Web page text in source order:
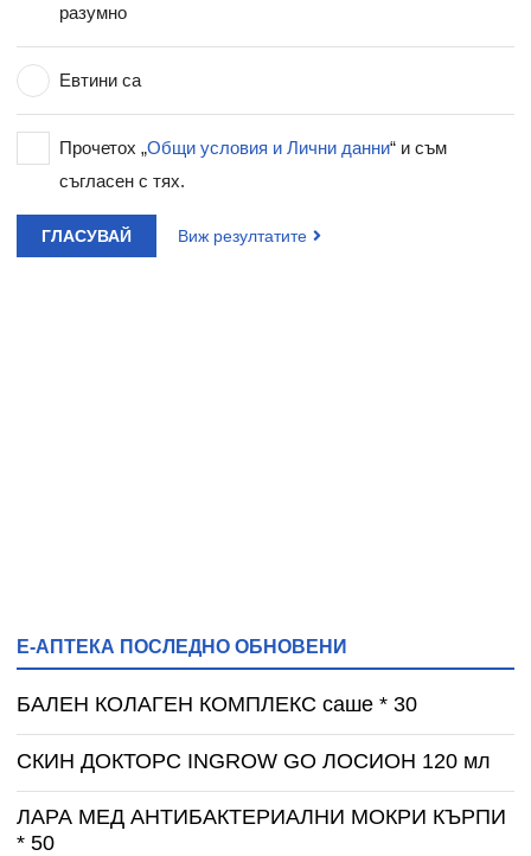
разумно
Евтини са
Прочетох „Общи условия и Лични данни“ и съм
съгласен с тях.
ГЛАСУВАЙ Виж резултатите
Е-АПТЕКА ПОСЛЕДНО ОБНОВЕНИ
БАЛЕН КОЛАГЕН КОМПЛЕКС саше * 30
СКИН ДОКТОРС INGROW GO ЛОСИОН 120 мл
ЛАРА МЕД АНТИБАКТЕРИАЛНИ МОКРИ КЪРПИ
* 50